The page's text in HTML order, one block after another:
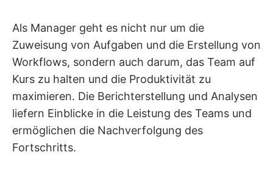
Als Manager geht es nicht nur um die
Zuweisung von Aufgaben und die Erstellung von
Workflows, sondern auch darum, das Team auf
Kurs zu halten und die Produktivität zu
maximieren. Die Berichterstellung und Analysen
liefern Einblicke in die Leistung des Teams und
ermöglichen die Nachverfolgung des
Fortschritts.